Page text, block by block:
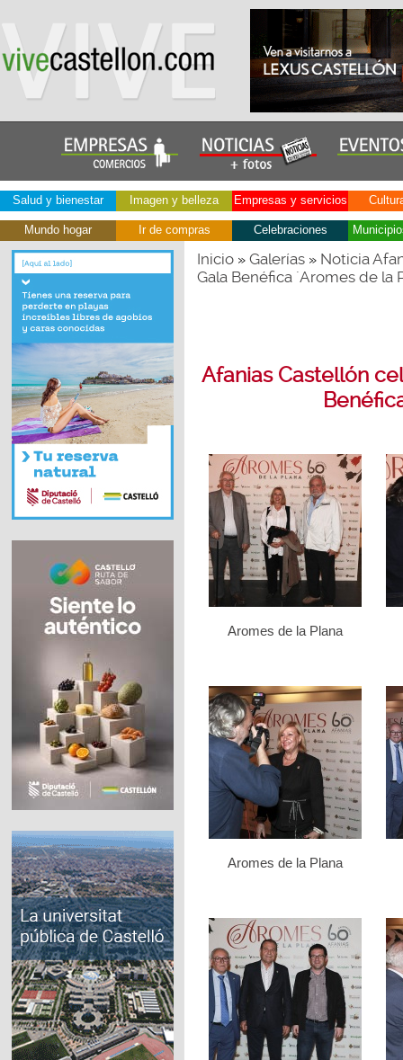
Salud y bienestar Imagen y belleza Empresas y servicios
Mundo hogar Ir de compras Celebraciones
Inicio» Galerías» Noticia
Gala Benéfica ´Aromes de la
Afanias Castellón
Aromes de la Plana
Aromes de la Plana